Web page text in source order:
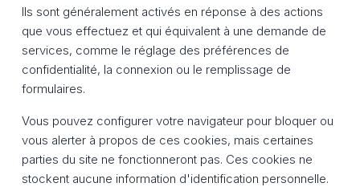
Ils sont généralement activés en réponse à des actions
que vous effectuez et qui équivalent à une demande de
services, comme le réglage des préférences de
confidentialité, la connexion ou le remplissage de
formulaires.
Vous pouvez configurer votre navigateur pour bloquer ou
vous alerter à propos de ces cookies, mais certaines
parties du site ne fonctionneront pas. Ces cookies ne
stockent aucune information d'identification personnelle.